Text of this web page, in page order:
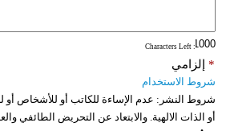
: Characters Left
إلزامي *
شروط الاستخدام
شروط النشر: عدم الإساءة للكاتب أو للأشخاص أو
أو الذات الالهية. والابتعاد عن التحريض الطائفي